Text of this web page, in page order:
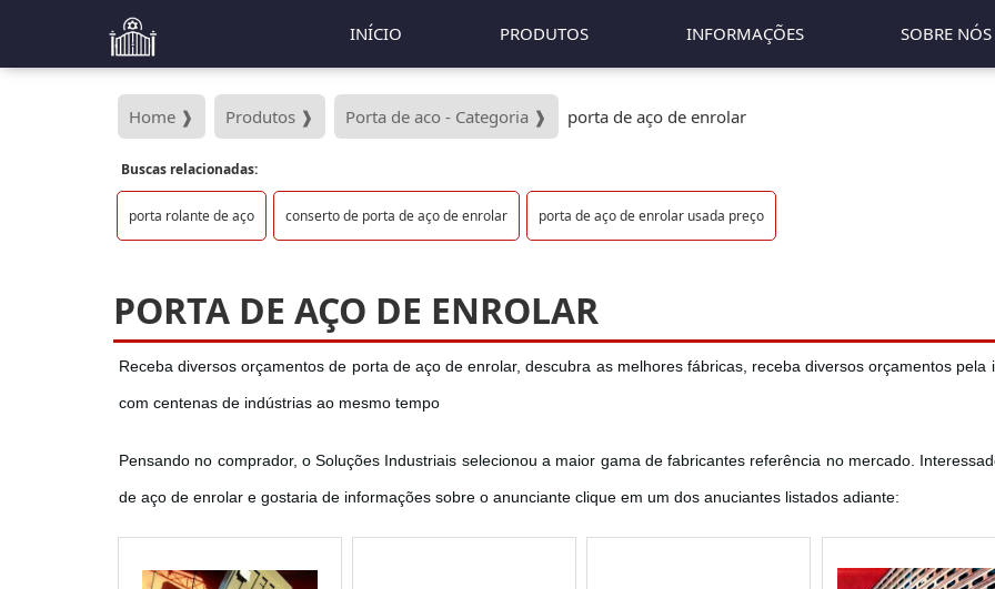
INÍCIO PRODUTOS INFORMAÇÕES SOBRE NÓS
Home ❱ Produtos ❱ Porta de aco - Categoria ❱ porta de aço de enrolar
Buscas relacionadas:
porta rolante de aço conserto de porta de aço de enrolar porta de aço de enrolar usada preço
PORTA DE AÇO DE ENROLAR
Receba diversos orçamentos de porta de aço de enrolar, descubra as melhores fábricas, receba diversos orçamentos pela
com centenas de indústrias ao mesmo tempo
Pensando no comprador, o Soluções Industriais selecionou a maior gama de fabricantes referência no mercado.
de aço de enrolar e gostaria de informações sobre o anunciante clique em um dos anuciantes listados adiante: